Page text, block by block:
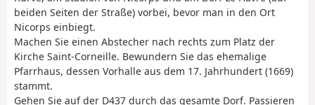
beiden Seiten der Straße) vorbei, bevor man in den Ort
Nicorps einbiegt.
Machen Sie einen Abstecher nach rechts zum Platz der
Kirche Saint-Corneille. Bewundern Sie das ehemalige
Pfarrhaus, dessen Vorhalle aus dem 17. Jahrhundert (1669)
stammt.
Gehen Sie auf der D437 durch das gesamte Dorf. Passieren